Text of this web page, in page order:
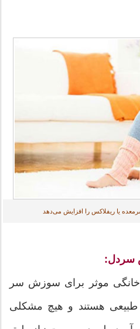
یا ریفلاکس را افزایش می‌دهد
سردل:
خانگی موثر برای سوزش سر
طبیعی هستند و هیچ مشکلی